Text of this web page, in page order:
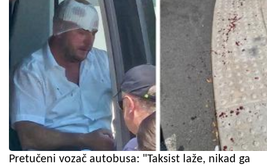
Pretučeni vozač autobusa: "Taksist laže, nikad ga